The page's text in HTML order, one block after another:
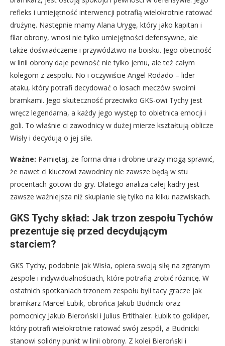
refleks i umiejętność interwencji potrafią wielokrotnie ratować
drużynę. Następnie mamy Alana Urygę, który jako kapitan i
filar obrony, wnosi nie tylko umiejętności defensywne, ale
także doświadczenie i przywództwo na boisku. Jego obecność
w linii obrony daje pewność nie tylko jemu, ale też całym
kolegom z zespołu. No i oczywiście Angel Rodado – lider
ataku, który potrafi decydować o losach meczów swoimi
bramkami. Jego skuteczność przeciwko GKS-owi Tychy jest
wręcz legendarna, a każdy jego występ to obietnica emocji i
goli. To właśnie ci zawodnicy w dużej mierze kształtują oblicze
Wisły i decydują o jej sile.
Ważne: Pamiętaj, że forma dnia i drobne urazy mogą sprawić,
że nawet ci kluczowi zawodnicy nie zawsze będą w stu
procentach gotowi do gry. Dlatego analiza całej kadry jest
zawsze ważniejsza niż skupianie się tylko na kilku nazwiskach.
GKS Tychy skład: Jak trzon zespołu Tychów
prezentuje się przed decydującym
starciem?
GKS Tychy, podobnie jak Wisła, opiera swoją siłę na zgranym
zespole i indywidualnościach, które potrafią zrobić różnicę. W
ostatnich spotkaniach trzonem zespołu byli tacy gracze jak
bramkarz Marcel Łubik, obrońca Jakub Budnicki oraz
pomocnicy Jakub Bieroński i Julius Ertlthaler. Łubik to golkiper,
który potrafi wielokrotnie ratować swój zespół, a Budnicki
stanowi solidny punkt w linii obrony. Z kolei Bieroński i